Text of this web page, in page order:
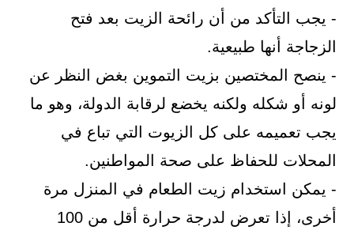
- يجب التأكد من أن رائحة الزيت بعد فتح
الزجاجة أنها طبيعية.
- ينصح المختصين بزيت التموين بغض النظر عن
لونه أو شكله ولكنه يخضع لرقابة الدولة، وهو ما
يجب تعميمه على كل الزيوت التي تباع في
المحلات للحفاظ على صحة المواطنين.
- يمكن استخدام زيت الطعام في المنزل مرة
أخرى، إذا تعرض لدرجة حرارة أقل من 100